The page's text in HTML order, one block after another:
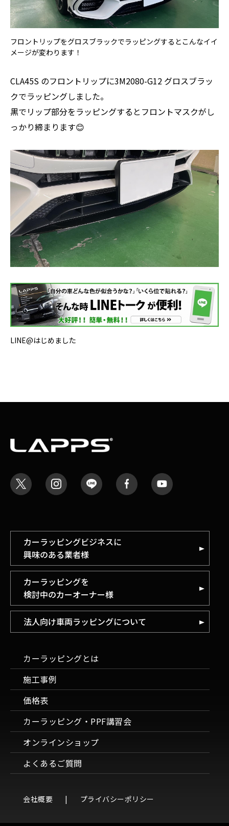
フロントリップをグロスブラックでラッピングするとこんなイイ
メージが変わります！
CLA45S のフロントリップに3M2080-G12 グロスブラッ
クでラッピングしました。
黒でリップ部分をラッピングするとフロントマスクがし
っかり締まります😊
LINE@はじめました
カーラッピングビジネスに
興味のある業者様
カーラッピングを
検討中のカーオーナー様
法人向け車両ラッピングについて
カーラッピングとは
施工事例
価格表
カーラッピング・PPF講習会
オンラインショップ
よくあるご質問
会社概要 プライバシーポリシー